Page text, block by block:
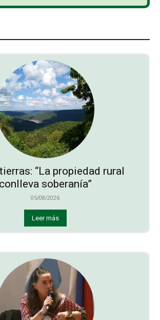
“La propiedad rural
conlleva soberanía”
05/08/2026
Leer más